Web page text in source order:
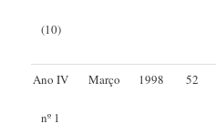
(10)
Ano IV
nº 1
Março 1998 52